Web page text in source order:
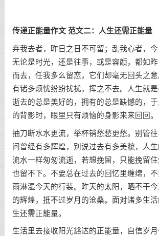
传递正能量作文 范文二：人生还需正能量
弃我去者，昨日之日不可留；乱我心者，今
无论是时光，还是往事，或是容颜，都如
而去，任我多么留恋，它们却毫无回头之
有诸多烦忧纷纷扰扰，挥之不去。人生就是
逝去的总是美好的，拥有的总是缺憾的，于
的背影时，眼里只有烦恼的身影来来回回。
抽刀断水水更流，举杯销愁愁更愁。别管往
问曾经有多辉煌，别说过去有多美貌，人
流水一样匆匆流逝，若想挽留，只能挽留
也留不下。不要总在过去的回忆里缠绵，
雨淋湿今天的行装。昨天的太阳，晒不干
的辉煌，抵不过岁月的沧桑。面对诸多生
生还需正能量。
生活里去接收阳光豁达的正能量，自信岁